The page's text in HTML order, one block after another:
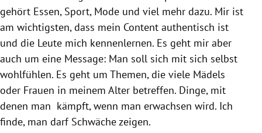
gehört Essen, Sport, Mode und viel mehr dazu. Mir ist
am wichtigsten, dass mein Content authentisch ist
und die Leute mich kennenlernen. Es geht mir aber
auch um eine Message: Man soll sich mit sich selbst
wohlfühlen. Es geht um Themen, die viele Mädels
oder Frauen in meinem Alter betreffen. Dinge, mit
denen man kämpft, wenn man erwachsen wird. Ich
finde, man darf Schwäche zeigen.